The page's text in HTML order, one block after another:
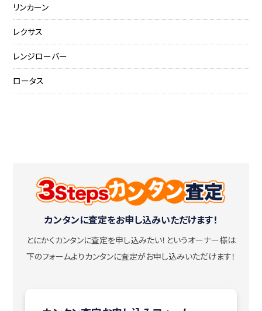
リンカーン
レクサス
レンジローバー
ロータス
カンタンに査定をお申し込みいただけます！
とにかくカンタンに査定を申し込みたい！ というオーナー様は
下のフォームよりカンタンに査定がお申し込みいただけます！